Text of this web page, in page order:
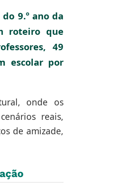
9.º ano da
roteiro que
49
escolar por
onde os
reais,
de amizade,